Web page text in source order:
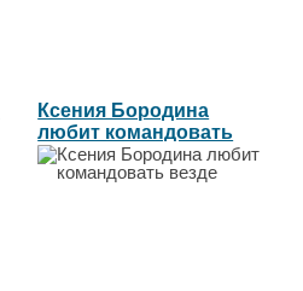
Ксения Бородина
любит командовать
везде...